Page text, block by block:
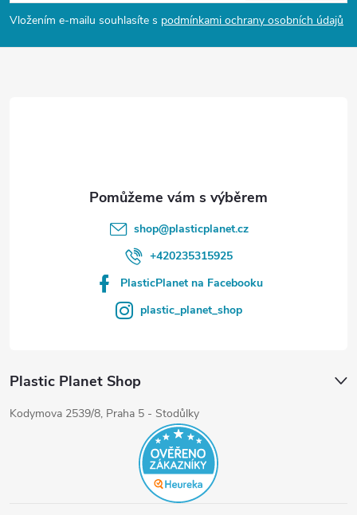
p
a
Vložením e-mailu souhlasíte s podmínkami ochrany osobních údajů
shop@plasticplanet.cz
+420235315925
PlasticPlanet na Facebooku
plastic_planet_shop
Plastic Planet Shop
Kodymova 2539/8, Praha 5 - Stodůlky